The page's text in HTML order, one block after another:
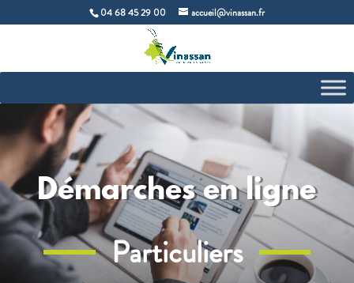
04 68 45 29 00 accueil@vinassan.fr
Démarches en ligne
Particuliers